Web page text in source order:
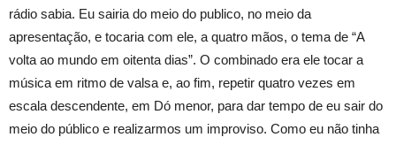
rádio sabia. Eu sairia do meio do publico, no meio da
apresentação, e tocaria com ele, a quatro mãos, o tema de “A
volta ao mundo em oitenta dias”. O combinado era ele tocar a
música em ritmo de valsa e, ao fim, repetir quatro vezes em
escala descendente, em Dó menor, para dar tempo de eu sair do
meio do público e realizarmos um improviso. Como eu não tinha